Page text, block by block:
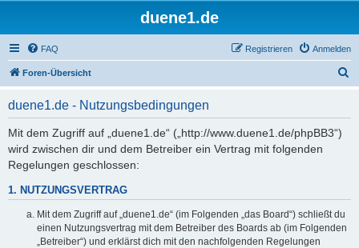
duene1.de
FAQ Anmelden
Registrieren
Foren-Übersicht
duene1.de - Nutzungsbedingungen
Mit dem Zugriff auf „duene1.de“ („http://www.duene1.de/phpBB3“)
wird zwischen dir und dem Betreiber ein Vertrag mit folgenden
Regelungen geschlossen:
1. NUTZUNGSVERTRAG
Mit dem Zugriff auf „duene1.de“ (im Folgenden „das Board“) schließt du
einen Nutzungsvertrag mit dem Betreiber des Boards ab (im Folgenden
„Betreiber“) und erklärst dich mit den nachfolgenden Regelungen